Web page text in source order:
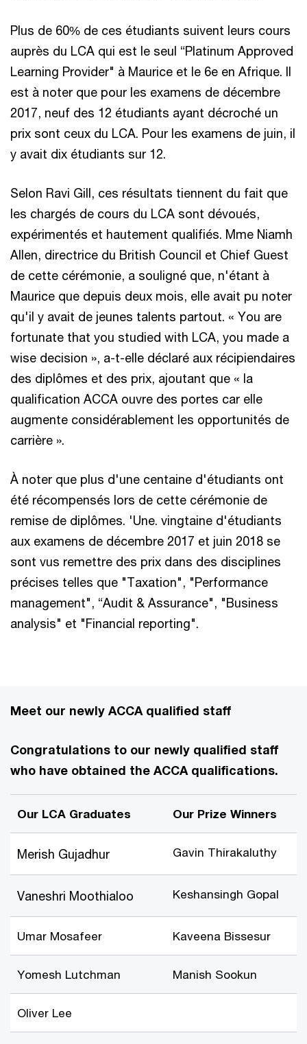
Plus de 60% de ces étudiants suivent leurs cours
auprès du LCA qui est le seul “Platinum Approved
Learning Provider" à Maurice et le 6e en Afrique. Il
est à noter que pour les examens de décembre
2017, neuf des 12 étudiants ayant décroché un
prix sont ceux du LCA. Pour les examens de juin, il
y avait dix étudiants sur 12.
Selon Ravi Gill, ces résultats tiennent du fait que
les chargés de cours du LCA sont dévoués,
expérimentés et hautement qualifiés. Mme Niamh
Allen, directrice du British Council et Chief Guest
de cette cérémonie, a souligné que, n'étant à
Maurice que depuis deux mois, elle avait pu noter
qu'il y avait de jeunes talents partout. « You are
fortunate that you studied with LCA, you made a
wise decision », a-t-elle déclaré aux récipiendaires
des diplômes et des prix, ajoutant que « la
qualification ACCA ouvre des portes car elle
augmente considérablement les opportunités de
carrière ».
À noter que plus d'une centaine d'étudiants ont
été récompensés lors de cette cérémonie de
remise de diplômes. 'Une. vingtaine d'étudiants
aux examens de décembre 2017 et juin 2018 se
sont vus remettre des prix dans des disciplines
précises telles que "Taxation", "Performance
management", “Audit & Assu­rance", "Business
analysis" et "Financial re­porting".
Meet our newly ACCA qualified staff
Congratulations to our newly qualified staff
who have obtained the ACCA qualifications.
Our LCA Graduates Our Prize Winners
Merish Gujadhur Gavin Thirakaluthy
Vaneshri Moothialoo Keshansingh Gopal
Umar Mosafeer Kaveena Bissesur
Yomesh Lutchman Manish Sookun
Oliver Lee